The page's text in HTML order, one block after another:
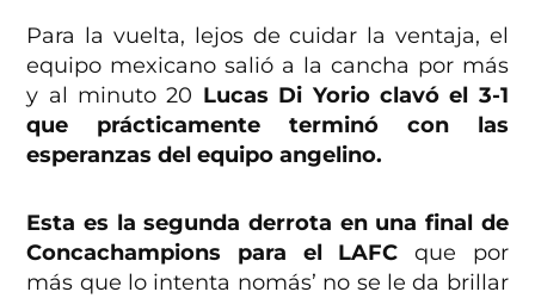
Para la vuelta, lejos de cuidar la ventaja, el
equipo mexicano salió a la cancha por más
y al minuto 20 Lucas Di Yorio clavó el 3-1
que prácticamente terminó con las
esperanzas del equipo angelino.
Esta es la segunda derrota en una final de
Concachampions para el LAFC que por
más que lo intenta nomás’ no se le da brillar